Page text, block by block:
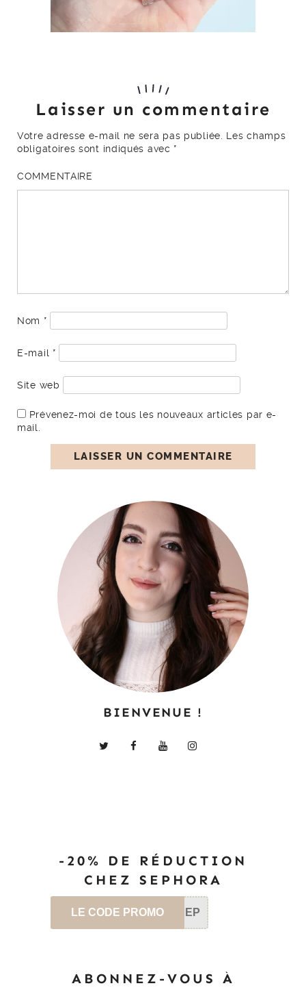
Laisser un commentaire
Votre adresse e-mail ne sera pas publiée.
Les champs
obligatoires sont indiqués avec *
COMMENTAIRE
Nom *
E-mail *
Site web
Prévenez-moi de tous les nouveaux articles par e-
mail.
BIENVENUE !
-20% DE RÉDUCTION
CHEZ SEPHORA
LE CODE PROMO SEP
ABONNEZ-VOUS À